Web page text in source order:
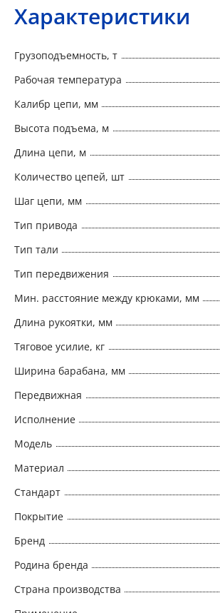
Характеристики
Грузоподъемность, т
Рабочая температура
Калибр цепи, мм
Высота подъема, м
Длина цепи, м
Количество цепей, шт
Шаг цепи, мм
Тип привода
Тип тали
Тип передвижения
Мин. расстояние между крюками, мм
Длина рукоятки, мм
Тяговое усилие, кг
Ширина барабана, мм
Передвижная
Исполнение
Модель
Материал
Стандарт
Покрытие
Бренд
Родина бренда
Страна производства